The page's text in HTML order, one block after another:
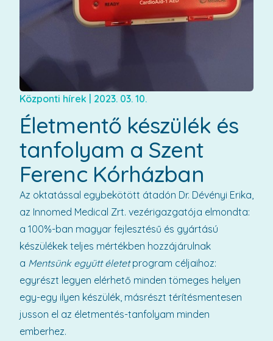
Központi hírek | 2023. 03. 10.
Életmentő készülék és
tanfolyam a Szent
Ferenc Kórházban
Az oktatással egybekötött átadón Dr. Dévényi Erika,
az Innomed Medical Zrt. vezérigazgatója elmondta:
a 100%-ban magyar fejlesztésű és gyártású
készülékek teljes mértékben hozzájárulnak
a Mentsünk együtt életetprogram céljaihoz:
egyrészt legyen elérhető minden tömeges helyen
egy-egy ilyen készülék, másrészt térítésmentesen
jusson el az életmentés-tanfolyam minden
emberhez.